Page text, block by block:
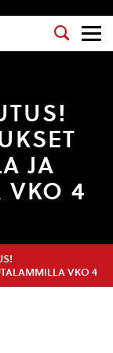
JA
VKO 4
VKO 4